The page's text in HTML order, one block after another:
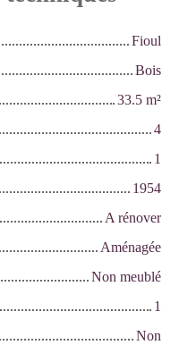
Fioul
Bois
33.5 m²
4
1
1954
A rénover
Aménagée
Non meublé
1
Non